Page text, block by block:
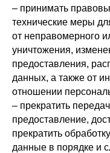
– принимать
технические меры
от неправомерного
уничтожения,
предоставления,
данных, а также от
отношении
– прекратить
предоставление,
прекратить
данные в порядке и